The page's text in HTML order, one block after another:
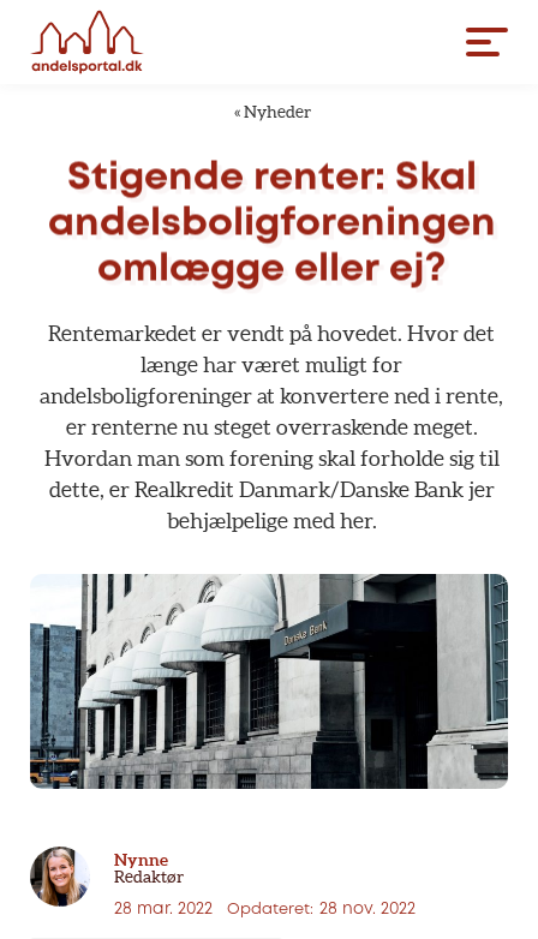
« Nyheder
Stigende renter: Skal
andelsboligforeningen
omlægge eller ej?
Rentemarkedet er vendt på hovedet. Hvor det
længe har været muligt for
andelsboligforeninger at konvertere ned i rente,
er renterne nu steget overraskende meget.
Hvordan man som forening skal forholde sig til
dette, er Realkredit Danmark/Danske Bank jer
behjælpelige med her.
Nynne
Redaktør
28 mar. 2022 Opdateret: 28 nov. 2022